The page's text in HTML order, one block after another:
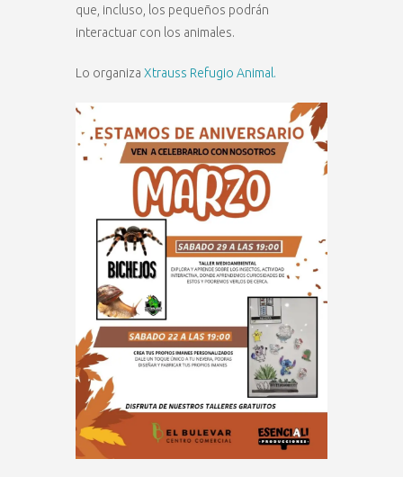
que, incluso, los pequeños podrán
interactuar con los animales.
Lo organiza Xtrauss Refugio Animal.